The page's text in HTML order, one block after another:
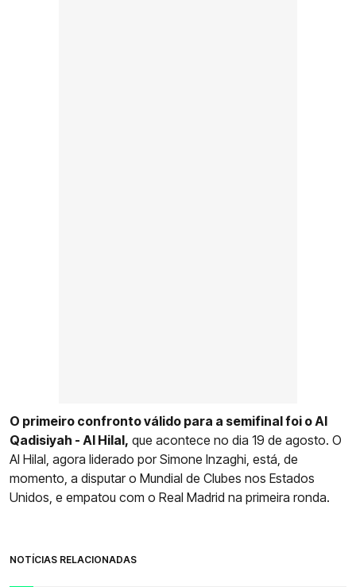
O primeiro confronto válido para a semifinal foi o Al
Qadisiyah - Al Hilal, que acontece no dia 19 de agosto. O
Al Hilal, agora liderado por Simone Inzaghi, está, de
momento, a disputar o Mundial de Clubes nos Estados
Unidos, e empatou com o Real Madrid na primeira ronda.
NOTÍCIAS RELACIONADAS